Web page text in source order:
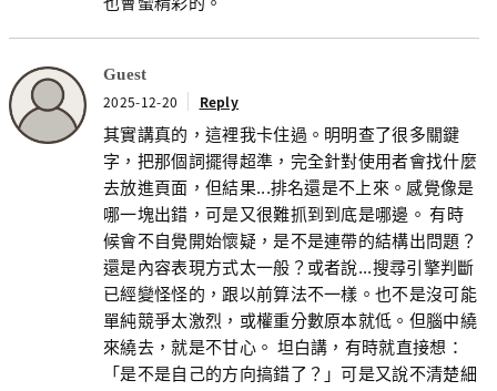
Guest
2025-12-20 Reply
其實講真的，這裡我卡住過。明明查了很多關鍵
字，把那個詞擺得超準，完全針對使用者會找什麼
去放進頁面，但結果...排名還是不上來。感覺像是
哪一塊出錯，可是又很難抓到到底是哪邊。 有時
候會不自覺開始懷疑，是不是連帶的結構出問題？
還是內容表現方式太一般？或者說...搜尋引擎判斷
已經變怪怪的，跟以前算法不一樣。也不是沒可能
單純競爭太激烈，或權重分數原本就低。但腦中繞
來繞去，就是不甘心。 坦白講，有時就直接想：
「是不是自己的方向搞錯了？」可是又說不清楚細